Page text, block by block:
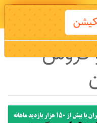
دانلود اپلیکیشن
فروش